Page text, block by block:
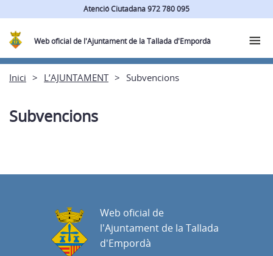
Atenció Ciutadana 972 780 095
Web oficial de l'Ajuntament de la Tallada d'Empordà
Inici L’AJUNTAMENT Subvencions
Subvencions
Web oficial de
l'Ajuntament de la Tallada
d'Empordà